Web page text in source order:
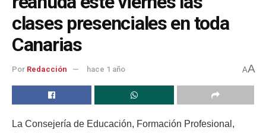
clases presenciales en toda
Canarias
Por Redacción hace 1 año AA
La Consejería de Educación, Formación Profesional,